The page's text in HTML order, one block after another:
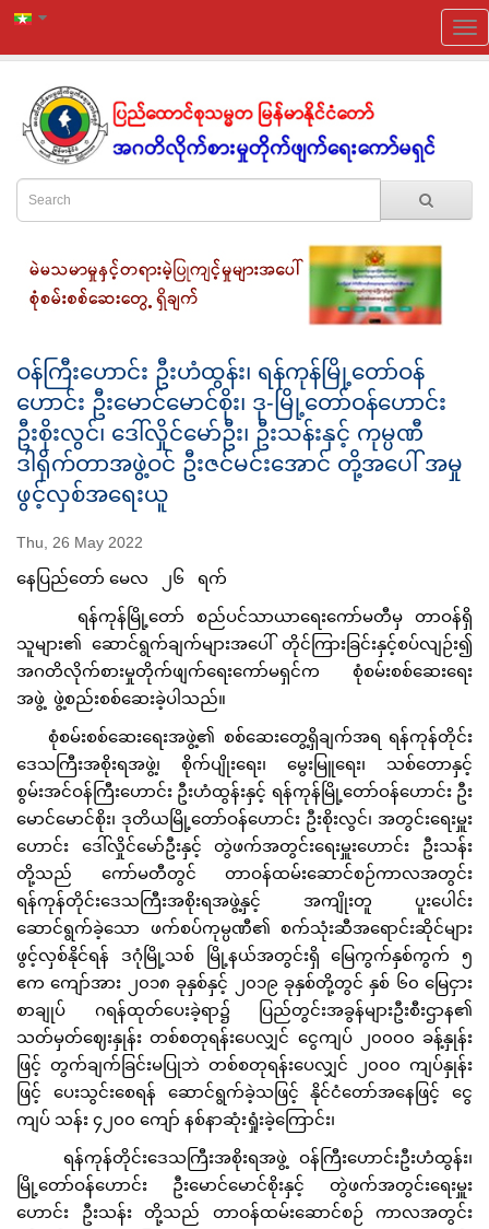
ဝန်ကြီးဟောင်း ဦးဟံထွန်း၊ ရန်ကုန်မြို့တော်ဝန်
ဟောင်း ဦးမောင်မောင်စိုး၊ ဒု-မြို့တော်ဝန်ဟောင်း
ဦးစိုးလွင်၊ ဒေါ်လှိုင်မော်ဦး၊ ဦးသန်းနှင့် ကုမ္ပဏီ
ဒါရိုက်တာအဖွဲ့ဝင် ဦးဇင်မင်းအောင် တို့အပေါ် အမှု
ဖွင့်လှစ်အရေးယူ
Thu, 26 May 2022
နေပြည်တော် မေလ ၂၆ ရက်
ရန်ကုန်မြို့တော် စည်ပင်သာယာရေးကော်မတီမှ တာဝန်ရှိ
သူများ၏ ဆောင်ရွက်ချက်များအပေါ် တိုင်ကြားခြင်းနှင့်စပ်လျဉ်း၍
အဂတိလိုက်စားမှုတိုက်ဖျက်ရေးကော်မရှင်က စုံစမ်းစစ်ဆေးရေး
အဖွဲ့ ဖွဲ့စည်းစစ်ဆေးခဲ့ပါသည်။
စုံစမ်းစစ်ဆေးရေးအဖွဲ့၏ စစ်ဆေးတွေ့ရှိချက်အရ ရန်ကုန်တိုင်း
ဒေသကြီးအစိုးရအဖွဲ့၊ စိုက်ပျိုးရေး၊ မွေးမြူရေး၊ သစ်တောနှင့်
စွမ်းအင်ဝန်ကြီးဟောင်း ဦးဟံထွန်းနှင့် ရန်ကုန်မြို့တော်ဝန်ဟောင်း ဦး
မောင်မောင်စိုး၊ ဒုတိယမြို့တော်ဝန်ဟောင်း ဦးစိုးလွင်၊ အတွင်းရေးမှူး
ဟောင်း ဒေါ်လှိုင်မော်ဦးနှင့် တွဲဖက်အတွင်းရေးမှူးဟောင်း ဦးသန်း
တို့သည် ကော်မတီတွင် တာဝန်ထမ်းဆောင်စဉ်ကာလအတွင်း
ရန်ကုန်တိုင်းဒေသကြီးအစိုးရအဖွဲ့နှင့် အကျိုးတူ ပူးပေါင်း
ဆောင်ရွက်ခဲ့သော ဖက်စပ်ကုမ္ပဏီ၏ စက်သုံးဆီအရောင်းဆိုင်များ
ဖွင့်လှစ်နိုင်ရန် ဒဂုံမြို့သစ် မြို့နယ်အတွင်းရှိ မြေကွက်နှစ်ကွက် ၅
ဧက ကျော်အား ၂၀၁၈ ခုနှစ်နှင့် ၂၀၁၉ ခုနှစ်တို့တွင် နှစ် ၆၀ မြေငှား
စာချုပ် ဂရန်ထုတ်ပေးခဲ့ရာ၌ ပြည်တွင်းအခွန်များဦးစီးဌာန၏
သတ်မှတ်ဈေးနှုန်း တစ်စတုရန်းပေလျှင် ငွေကျပ် ၂၀၀၀၀ ခန့်နှုန်း
ဖြင့် တွက်ချက်ခြင်းမပြုဘဲ တစ်စတုရန်းပေလျှင် ၂၀၀၀ ကျပ်နှုန်း
ဖြင့် ပေးသွင်းစေရန် ဆောင်ရွက်ခဲ့သဖြင့် နိုင်ငံတော်အနေဖြင့် ငွေ
ကျပ် သန်း ၄၂၀၀ ကျော် နစ်နာဆုံးရှုံးခဲ့ကြောင်း၊
ရန်ကုန်တိုင်းဒေသကြီးအစိုးရအဖွဲ့ ဝန်ကြီးဟောင်းဦးဟံထွန်း၊
မြို့တော်ဝန်ဟောင်း ဦးမောင်မောင်စိုးနှင့် တွဲဖက်အတွင်းရေးမှူး
ဟောင်း ဦးသန်း တို့သည် တာဝန်ထမ်းဆောင်စဉ် ကာလအတွင်း